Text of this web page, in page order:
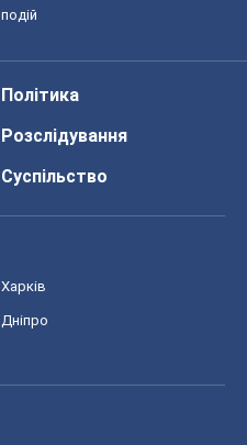
подій
Політика
Розслідування
Суспільство
Харків
Дніпро